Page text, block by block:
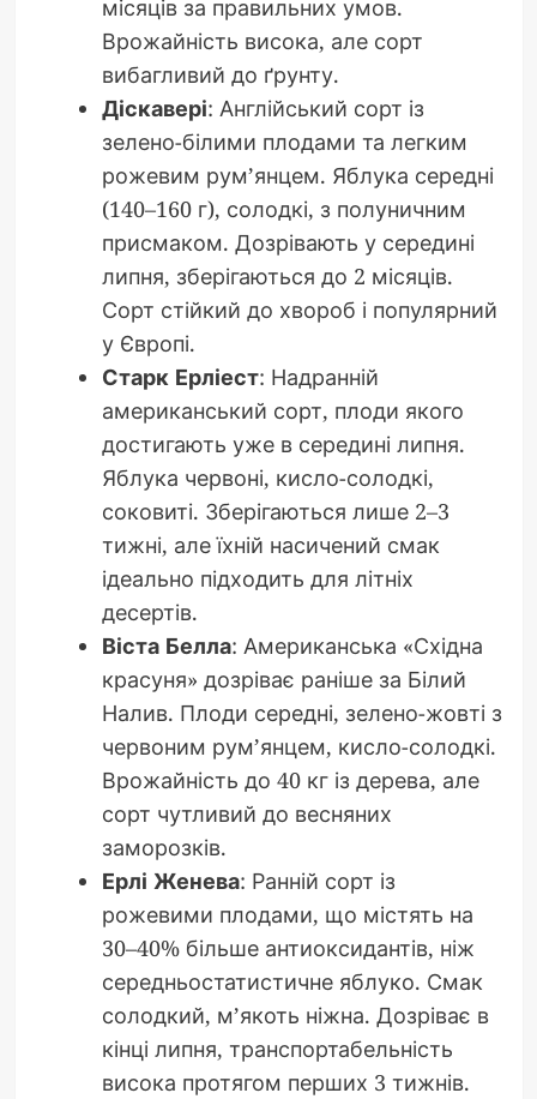
місяців за правильних умов.
Врожайність висока, але сорт
вибагливий до ґрунту.
Діскавері: Англійський сорт із
зелено-білими плодами та легким
рожевим рум’янцем. Яблука середні
(140–160 г), солодкі, з полуничним
присмаком. Дозрівають у середині
липня, зберігаються до 2 місяців.
Сорт стійкий до хвороб і популярний
у Європі.
Старк Ерліест: Надранній
американський сорт, плоди якого
достигають уже в середині липня.
Яблука червоні, кисло-солодкі,
соковиті. Зберігаються лише 2–3
тижні, але їхній насичений смак
ідеально підходить для літніх
десертів.
Віста Белла: Американська «Східна
красуня» дозріває раніше за Білий
Налив. Плоди середні, зелено-жовті з
червоним рум’янцем, кисло-солодкі.
Врожайність до 40 кг із дерева, але
сорт чутливий до весняних
заморозків.
Ерлі Женева: Ранній сорт із
рожевими плодами, що містять на
30–40% більше антиоксидантів, ніж
середньостатистичне яблуко. Смак
солодкий, м’якоть ніжна. Дозріває в
кінці липня, транспортабельність
висока протягом перших 3 тижнів.